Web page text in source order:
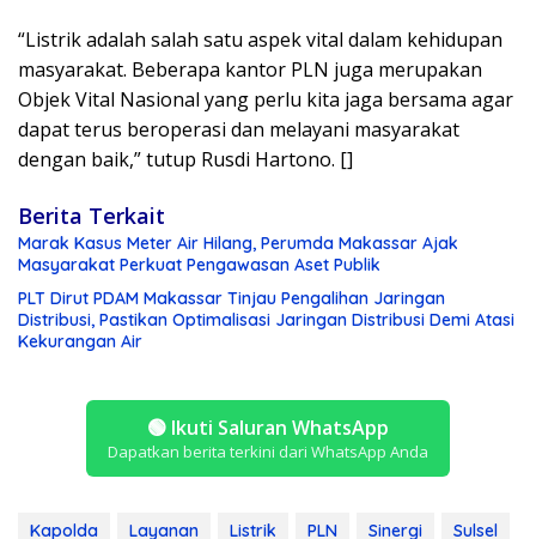
“Listrik adalah salah satu aspek vital dalam kehidupan
masyarakat. Beberapa kantor PLN juga merupakan
Objek Vital Nasional yang perlu kita jaga bersama agar
dapat terus beroperasi dan melayani masyarakat
dengan baik,” tutup Rusdi Hartono. []
Berita Terkait
Marak Kasus Meter Air Hilang, Perumda Makassar Ajak
Masyarakat Perkuat Pengawasan Aset Publik
PLT Dirut PDAM Makassar Tinjau Pengalihan Jaringan
Distribusi, Pastikan Optimalisasi Jaringan Distribusi Demi Atasi
Kekurangan Air
🟢 Ikuti Saluran WhatsApp
Dapatkan berita terkini dari WhatsApp Anda
Kapolda Layanan Listrik PLN Sinergi Sulsel